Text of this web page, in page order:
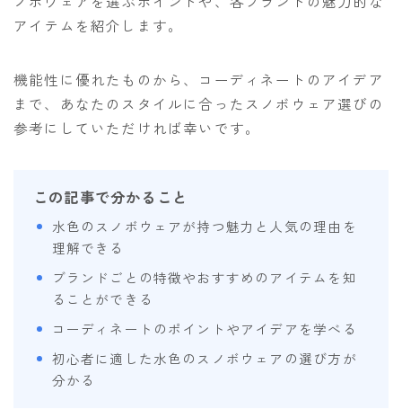
K2
NIDECKER
NITRO
OGASAKA
RICE28
RIDE
ROSSIGNOL
ROXY
SALOMON
SCOOTER
アイテムを紹介します。
機能性に優れたものから、コーディネートのアイデア
まで、あなたのスタイルに合ったスノボウェア選びの
参考にしていただければ幸いです。
この記事で分かること
水色のスノボウェアが持つ魅力と人気の理由を
理解できる
ブランドごとの特徴やおすすめのアイテムを知
ることができる
コーディネートのポイントやアイデアを学べる
初心者に適した水色のスノボウェアの選び方が
分かる